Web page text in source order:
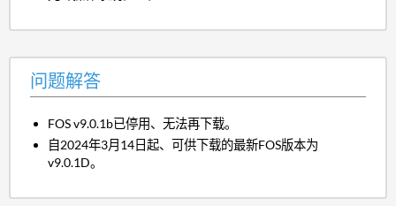
问题解答
FOS v9.0.1b已停用、无法再下载。
自2024年3月14日起、可供下载的最新FOS版本为
v9.0.1D。